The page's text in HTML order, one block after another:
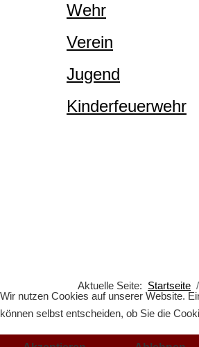
Wehr
Verein
Jugend
Kinderfeuerwehr
Aktuelle Seite: Startseite
Wir nutzen Cookies auf unserer Website.
können selbst entscheiden, ob Sie die